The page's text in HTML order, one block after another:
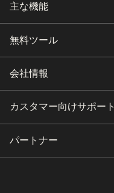
主な機能
無料ツール
会社情報
カスタマー向けサポート
パートナー